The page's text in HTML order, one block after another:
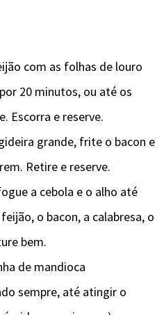
com as folhas de louro
20 minutos, ou até os
Escorra e reserve.
grande, frite o bacon e
Retire e reserve.
a cebola e o alho até
o bacon, a calabresa, o
bem.
de mandioca
sempre, até atingir o